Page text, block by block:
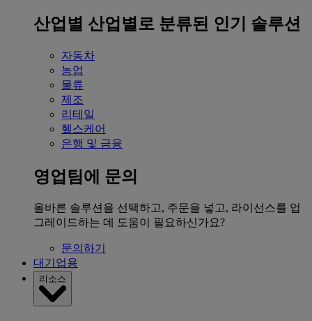
산업별 산업별로 분류된 인기 솔루션
자동차
농업
물류
제조
리테일
헬스케어
은행 및 금융
영업팀에 문의
올바른 솔루션을 선택하고, 주문을 넣고, 라이선스를 업
그레이드하는 데 도움이 필요하신가요?
문의하기
대기업용
리소스